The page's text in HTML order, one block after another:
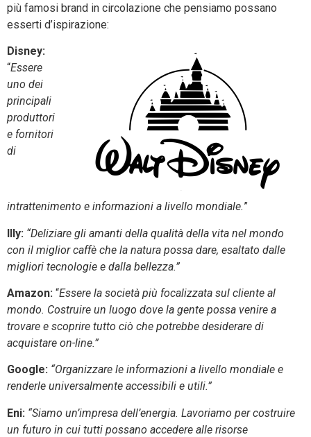
più famosi brand in circolazione che pensiamo possano
esserti d’ispirazione:
Disney:
“Essere
uno dei
principali
produttori
e fornitori
di
intrattenimento e informazioni a livello mondiale.”
Illy: “Deliziare gli amanti della qualità della vita nel mondo
con il miglior caffè che la natura possa dare, esaltato dalle
migliori tecnologie e dalla bellezza.”
Amazon: “Essere la società più focalizzata sul cliente al
mondo. Costruire un luogo dove la gente possa venire a
trovare e scoprire tutto ciò che potrebbe desiderare di
acquistare on-line.”
Google: “Organizzare le informazioni a livello mondiale e
renderle universalmente accessibili e utili.”
Eni: “Siamo un’impresa dell’energia. Lavoriamo per costruire
un futuro in cui tutti possano accedere alle risorse